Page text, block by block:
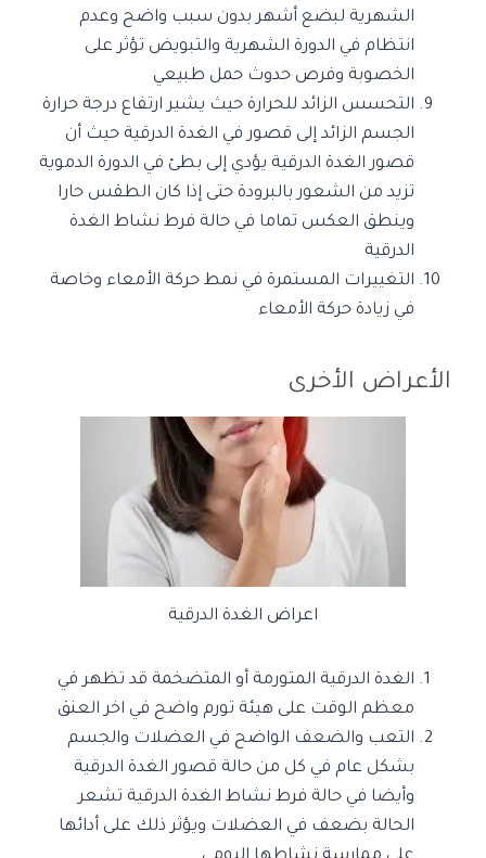
الشهرية لبضع أشهر بدون سبب واضح وعدم
انتظام في الدورة الشهرية والتبويض تؤثر على
الخصوبة وفرص حدوث حمل طبيعي
التحسس الزائد للحرارة حيث يشير ارتفاع درجة حرارة
الجسم الزائد إلى قصور في الغدة الدرقية حيث أن
قصور الغدة الدرقية يؤدي إلى بطئ في الدورة الدموية
تزيد من الشعور بالبرودة حتى إذا كان الطقس حارا
وينطق العكس تماما في حالة فرط نشاط الغدة
الدرقية
التغييرات المستمرة في نمط حركة الأمعاء وخاصة
في زيادة حركة الأمعاء
الأعراض الأخرى
اعراض الغدة الدرقية
الغدة الدرقية المتورمة أو المتضخمة قد تظهر في
معظم الوقت على هيئة تورم واضح في اخر العنق
التعب والضعف الواضح في العضلات والجسم
بشكل عام في كل من حالة قصور الغدة الدرقية
وأيضا في حالة فرط نشاط الغدة الدرقية تشعر
الحالة بضعف في العضلات ويؤثر ذلك على أدائها